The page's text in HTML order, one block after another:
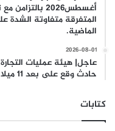
أغسطس2026
المتفرقة متفاوتة الشدة
الماضية.
2026-08-01
عاجل| هيئة عمليات التجارة
حادث وقع على بعد 11 ميلا بحريا شمال شرق ليما في عمان
كتابات